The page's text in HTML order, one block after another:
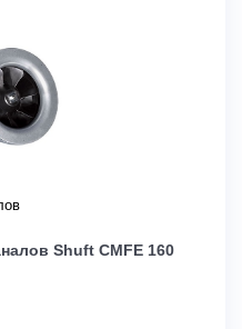
Shuft CMFE 160